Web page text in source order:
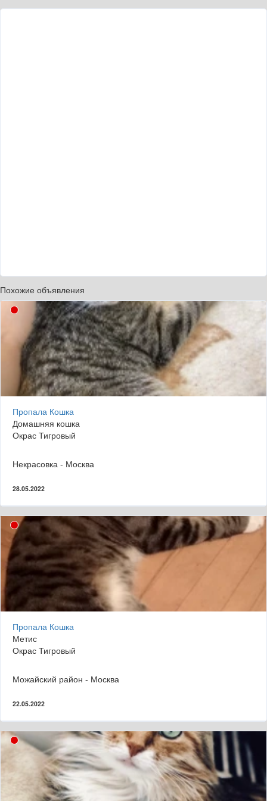
Похожие объявления
Пропала Кошка
Домашняя кошка
Окрас Тигровый
Некрасовка - Москва
28.05.2022
Пропала Кошка
Метис
Окрас Тигровый
Можайский район - Москва
22.05.2022